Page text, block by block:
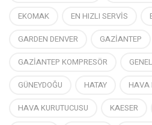
EKOMAK
EN HIZLI SERVİS
GARDEN DENVER
GAZİANTEP
GAZİANTEP KOMPRESÖR
GÜNEYDOĞU
HATAY
HAVA
HAVA KURUTUCUSU
KAESER